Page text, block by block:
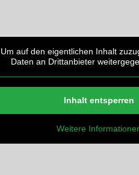
. Um auf den eigentlichen Inhalt
Daten an Drittanbieter
Inhalt entsperren
Weitere